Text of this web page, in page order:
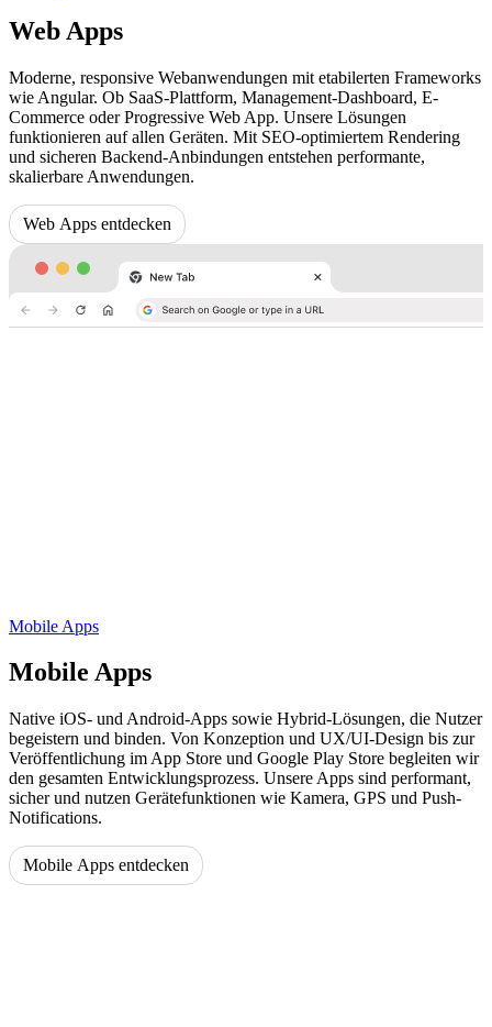
Web Apps
Moderne, responsive Webanwendungen mit etabilerten Frameworks
wie Angular. Ob SaaS-Plattform, Management-Dashboard, E-
Commerce oder Progressive Web App. Unsere Lösungen
funktionieren auf allen Geräten. Mit SEO-optimiertem Rendering
und sicheren Backend-Anbindungen entstehen performante,
skalierbare Anwendungen.
Web Apps entdecken
Mobile Apps
Mobile Apps
Native iOS- und Android-Apps sowie Hybrid-Lösungen, die Nutzer
begeistern und binden. Von Konzeption und UX/UI-Design bis zur
Veröffentlichung im App Store und Google Play Store begleiten wir
den gesamten Entwicklungsprozess. Unsere Apps sind performant,
sicher und nutzen Gerätefunktionen wie Kamera, GPS und Push-
Notifications.
Mobile Apps entdecken